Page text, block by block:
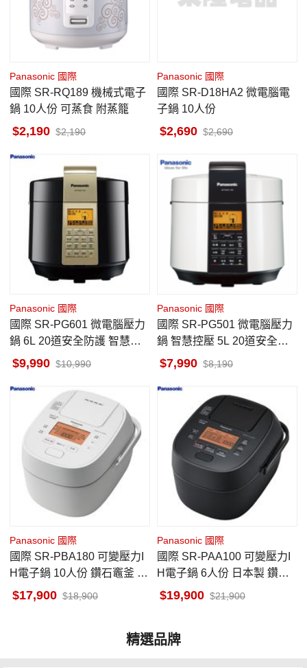
Panasonic 國際
國際 SR-RQ189 機械式電子
鍋 10人份 可蒸食 附蒸籠
2,190 2,190
Panasonic 國際
國際 SR-D18HA2 微電腦電
子鍋 10人份
2,690 2,690
Panasonic 國際
國際 SR-PG601 微電腦壓力
鍋 6L 20道安全防護 智慧控
壓 獨家專利滑動安全扣
9,990 10,990
Panasonic 國際
國際 SR-PG501 微電腦壓力
鍋 智慧控壓 5L 20道安全防
護 獨家專利滑動安全扣
7,990 8,190
Panasonic 國際
國際 SR-PBA180 可變壓力I
H電子鍋 10人份 鑽石竈釜 少
量炊煮(1杯米)
17,900 18,900
Panasonic 國際
國際 SR-PAA100 可變壓力I
H電子鍋 6人份 日本製 鑽石
竈釜 少量炊煮半杯米
19,900 21,900
精選品牌